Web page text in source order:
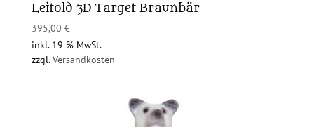
Leitold 3D Target Braunbär
395,00 €
inkl. 19 % MwSt.
zzgl.Versandkosten